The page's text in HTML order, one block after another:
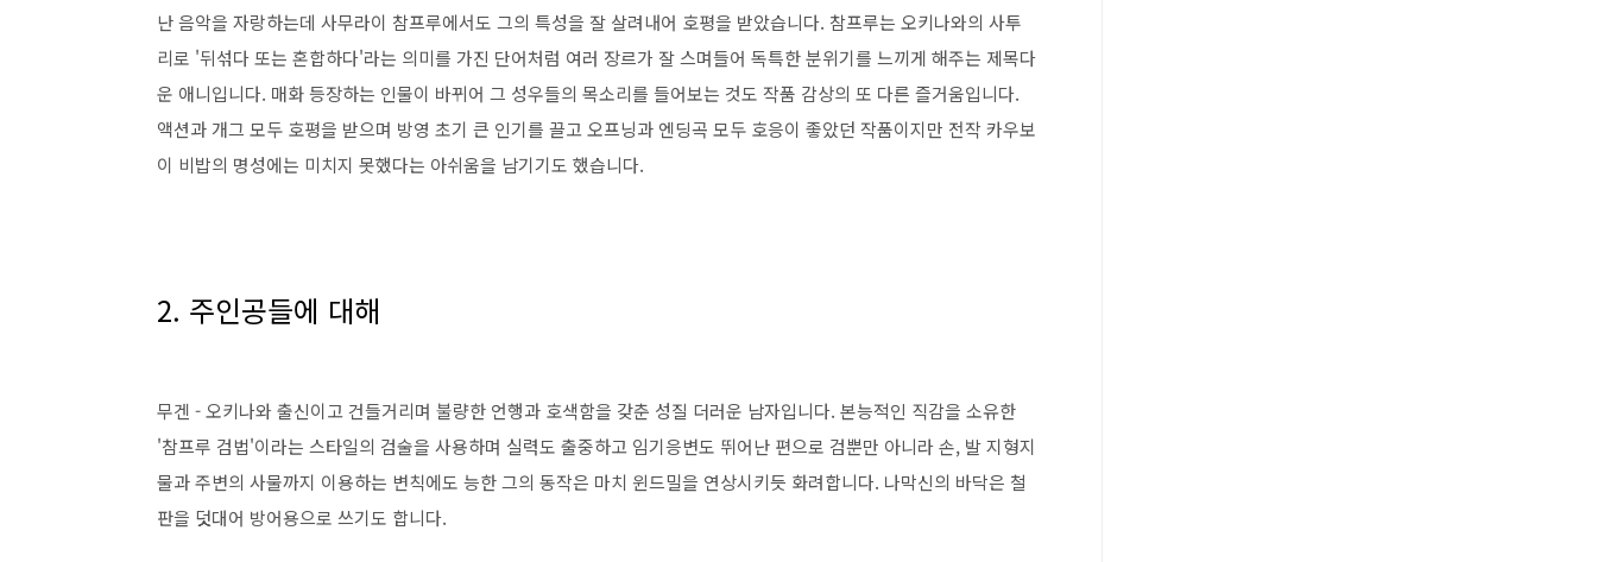
난 음악을 자랑하는데 사무라이 참프루에서도 그의 특성을 잘 살려내어 호평을 받았습니다. 참프루는 오키나와의 사투
리로 '뒤섞다 또는 혼합하다'라는 의미를 가진 단어처럼 여러 장르가 잘 스며들어 독특한 분위기를 느끼게 해주는 제목다
운 애니입니다. 매화 등장하는 인물이 바뀌어 그 성우들의 목소리를 들어보는 것도 작품 감상의 또 다른 즐거움입니다.
액션과 개그 모두 호평을 받으며 방영 초기 큰 인기를 끌고 오프닝과 엔딩곡 모두 호응이 좋았던 작품이지만 전작 카우보
이 비밥의 명성에는 미치지 못했다는 아쉬움을 남기기도 했습니다.
2. 주인공들에 대해
무겐 - 오키나와 출신이고 건들거리며 불량한 언행과 호색함을 갖춘 성질 더러운 남자입니다. 본능적인 직감을 소유한
'참프루 검법'이라는 스타일의 검술을 사용하며 실력도 출중하고 임기응변도 뛰어난 편으로 검뿐만 아니라 손, 발 지형지
물과 주변의 사물까지 이용하는 변칙에도 능한 그의 동작은 마치 윈드밀을 연상시키듯 화려합니다. 나막신의 바닥은 철
판을 덧대어 방어용으로 쓰기도 합니다.